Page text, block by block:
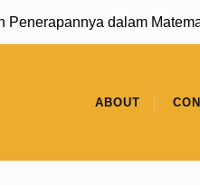
dalam Matematika
ABOUT